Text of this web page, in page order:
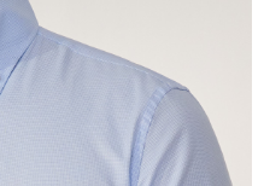
akan dikumpul dan digunakan
ini.